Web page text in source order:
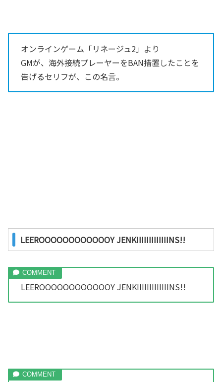
オンラインゲーム「リネージュ2」より
GMが、海外接続プレーヤーをBAN措置したことを
告げるセリフが、この名言。
LEEROOOOOOOOOOOOY JENKIIIIIIIIIIIIINS!!
LEEROOOOOOOOOOOOY JENKIIIIIIIIIIIIINS!!